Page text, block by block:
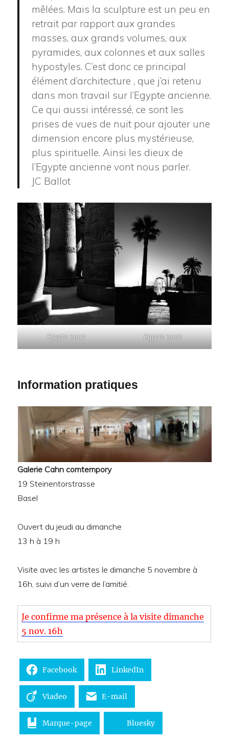
mêlées. Mais la sculpture est un peu en
retrait par rapport aux grandes
masses, aux grands volumes, aux
pyramides, aux colonnes et aux salles
hypostyles. C’est donc ce principal
élément d’architecture , que j’ai retenu
dans mon travail sur l’Egypte ancienne.
Ce qui aussi intéressé, ce sont les
prises de vues de nuit pour ajouter une
dimension encore plus mystérieuse,
plus spirituelle. Ainsi les dieux de
l’Egypte ancienne vont nous parler.
JC Ballot
Egypte 2007 Egypte 2007
Information pratiques
Galerie Cahn comtempory
19 Steinentorstrasse
Basel
Ouvert du jeudi au dimanche
13 h à 19 h
Visite avec les artistes le dimanche 5 novembre à
16h, suivi d’un verre de l’amitié.
Je confirme ma présence à la visite dimanche
5 nov. 16h
Facebook LinkedIn
Viadeo E-mail
Marque-page Bluesky